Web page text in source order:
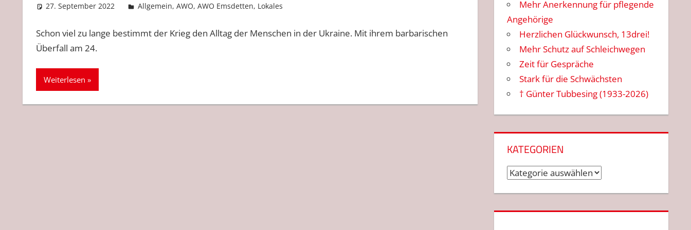
27. September 2022 Sascha Höcker
Allgemein, AWO, AWO Emsdetten, Lokales
Schon viel zu lange bestimmt der Krieg den Alltag der Menschen in der Ukraine. Mit ihrem barbarischen
Überfall am 24.
Weiterlesen
Mehr Anerkennung für pflegende
Angehörige
Herzlichen Glückwunsch, 13drei!
Mehr Schutz auf Schleichwegen
Zeit für Gespräche
Stark für die Schwächsten
† Günter Tubbesing (1933-2026)
KATEGORIEN
Kategorien